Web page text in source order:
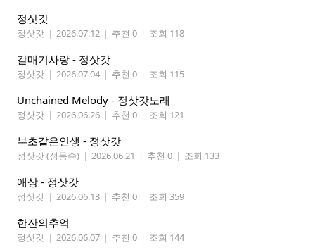
정삿갓
정삿갓 | 2026.07.12 | 추천 0 | 조회 118
갈매기사랑 - 정삿갓
정삿갓 | 2026.07.04 | 추천 0 | 조회 115
Unchained Melody - 정삿갓노래
정삿갓 | 2026.06.26 | 추천 0 | 조회 121
부초같은인생 - 정삿갓
정삿갓 (정동수) | 2026.06.21 | 추천 0 | 조회 133
애상 - 정삿갓
정삿갓 | 2026.06.13 | 추천 0 | 조회 359
한잔의추억
정삿갓 | 2026.06.07 | 추천 0 | 조회 144